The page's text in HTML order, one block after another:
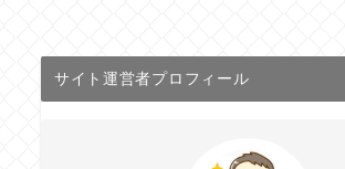
サイト運営者プロフィール